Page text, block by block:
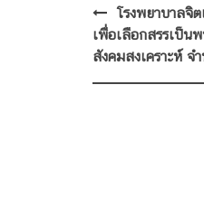
Post
navigation
โรงพยาบาลจิ
เพื่อเลือกสรรเป็น
สังคมสงเคราะห์ จ